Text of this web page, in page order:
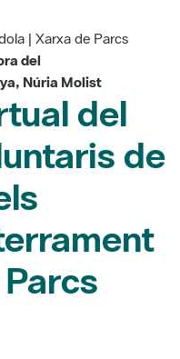
| Xarxa de Parcs
del
Núria Molist
del
de